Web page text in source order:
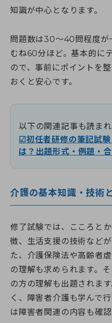
知識が中心となります。
問題数は30～40問程度が
むね60分ほど。基本的に
ので、事前にポイントを
おくと安心です。
以下の関連記事も読ま
☑初任者研修の筆記試
は？出題形式・例題・
介護の基本知識・技術
修了試験では、こころと
徴、生活支援の技術など
た、介護保険法や高齢者
の理解も求められます。
の方の理解も出題されま
く、障害者介護も学んで
は障害者関連の内容も確